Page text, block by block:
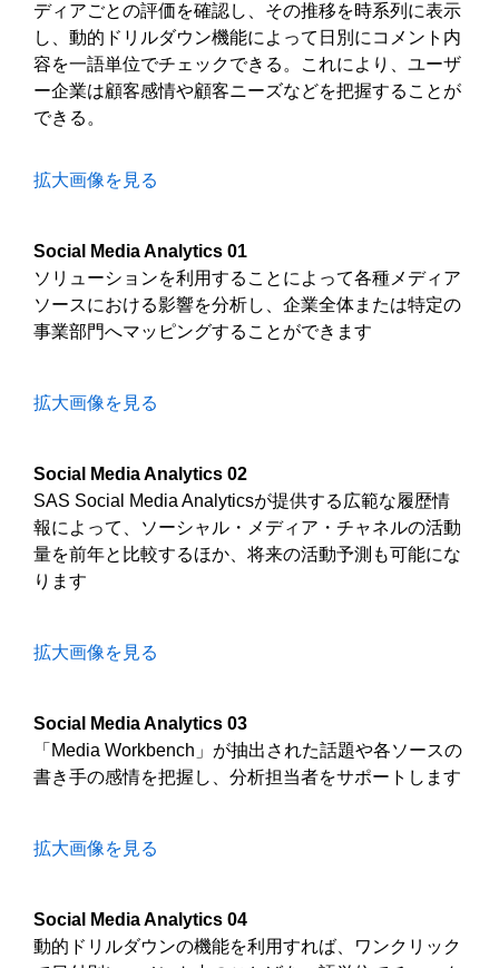
ディアごとの評価を確認し、その推移を時系列に表示
し、動的ドリルダウン機能によって日別にコメント内
容を一語単位でチェックできる。これにより、ユーザ
ー企業は顧客感情や顧客ニーズなどを把握することが
できる。
拡大画像を見る
Social Media Analytics 01
ソリューションを利用することによって各種メディア
ソースにおける影響を分析し、企業全体または特定の
事業部門へマッピングすることができます
拡大画像を見る
Social Media Analytics 02
SAS Social Media Analyticsが提供する広範な履歴情
報によって、ソーシャル・メディア・チャネルの活動
量を前年と比較するほか、将来の活動予測も可能にな
ります
拡大画像を見る
Social Media Analytics 03
「Media Workbench」が抽出された話題や各ソースの
書き手の感情を把握し、分析担当者をサポートします
拡大画像を見る
Social Media Analytics 04
動的ドリルダウンの機能を利用すれば、ワンクリック